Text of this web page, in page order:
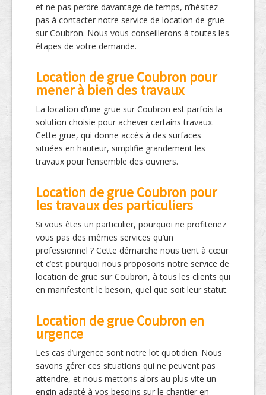
et ne pas perdre davantage de temps, n’hésitez
pas à contacter notre service de location de grue
sur Coubron. Nous vous conseillerons à toutes les
étapes de votre demande.
Location de grue Coubron pour
mener à bien des travaux
La location d’une grue sur Coubron est parfois la
solution choisie pour achever certains travaux.
Cette grue, qui donne accès à des surfaces
situées en hauteur, simplifie grandement les
travaux pour l’ensemble des ouvriers.
Location de grue Coubron pour
les travaux des particuliers
Si vous êtes un particulier, pourquoi ne profiteriez
vous pas des mêmes services qu’un
professionnel ? Cette démarche nous tient à cœur
et c’est pourquoi nous proposons notre service de
location de grue sur Coubron, à tous les clients qui
en manifestent le besoin, quel que soit leur statut.
Location de grue Coubron en
urgence
Les cas d’urgence sont notre lot quotidien. Nous
savons gérer ces situations qui ne peuvent pas
attendre, et nous mettons alors au plus vite un
engin adapté à vos besoins sur le chantier en